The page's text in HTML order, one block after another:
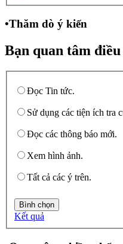
•Thăm dò ý kiến
Bạn quan tâm
Đọc Tin tức.
Sử dụng các tiện ích tra
Đọc các thông báo mới.
Xem hình ảnh.
Tất cả các ý trên.
Kết quả